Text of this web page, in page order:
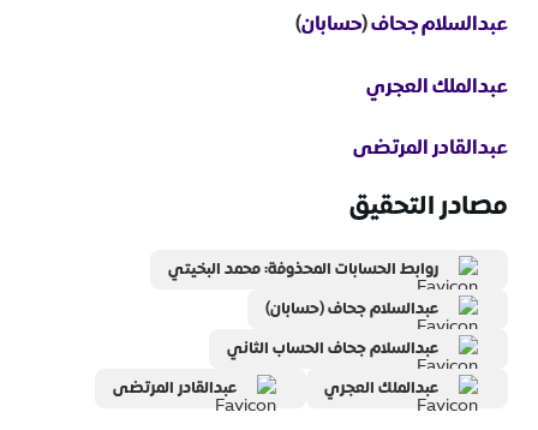
عبدالسلام جحاف(حسابان)
عبدالملك العجري
عبدالقادر المرتضى
مصادر التحقيق
روابط الحسابات المحذوفة: محمد البخيتي
عبدالسلام جحاف (حسابان)
عبدالسلام جحاف الحساب الثاني
عبدالملك العجري
عبدالقادر المرتضى